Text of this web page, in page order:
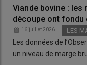
Viande bovine : les
découpe ont fondu
16 juillet 2026 LES
Les données de
un niveau de marge